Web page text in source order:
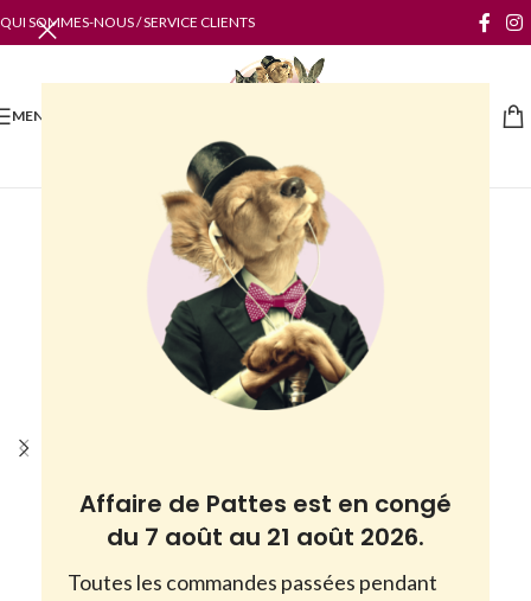
Affaire de Pattes est en congé
du 7 août au 21 août 2026.
Toutes les commandes passées pendant
QUI SOMMES-NOUS / SERVICE CLIENTS
MENU